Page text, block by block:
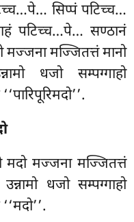
सिप्पं पटिच्च…
पटिच्च…पे… सण्ठानं
मज्जना मज्जितत्तं मानो
धजो सम्पग्गाहो
मज्जना मज्जितत्तं
धजो सम्पग्गाहो